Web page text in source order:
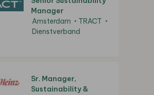
Manager
Amsterdam
TRACT
Dienstverband
Sr. Manager,
Sustainability &